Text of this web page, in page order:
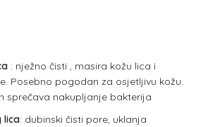
: nježno čisti , masira kožu lica i
Posebno pogodan za osjetljivu kožu.
sprečava nakupljanje bakterija
lica: dubinski čisti pore, uklanja